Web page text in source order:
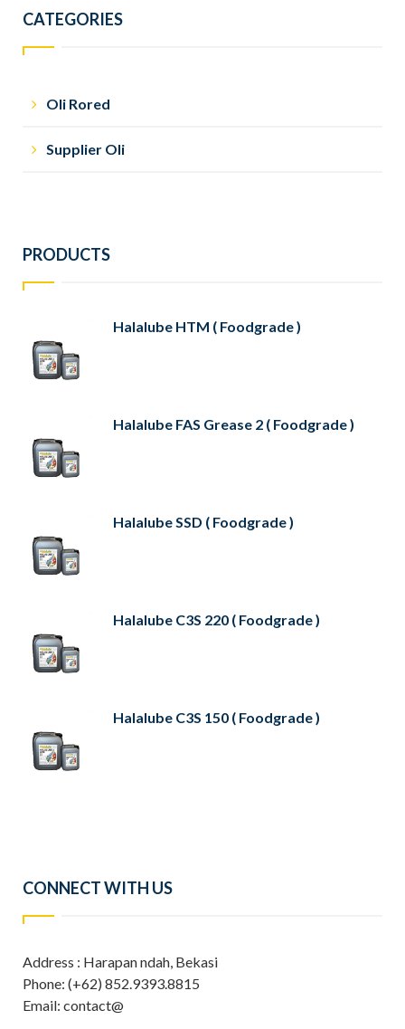
CATEGORIES
Oli Rored
Supplier Oli
PRODUCTS
Halalube HTM ( Foodgrade )
Halalube FAS Grease 2 ( Foodgrade )
Halalube SSD ( Foodgrade )
Halalube C3S 220 ( Foodgrade )
Halalube C3S 150 ( Foodgrade )
CONNECT WITH US
Address : Harapan ndah, Bekasi
Phone: (+62) 852.9393.8815
Email: contact@